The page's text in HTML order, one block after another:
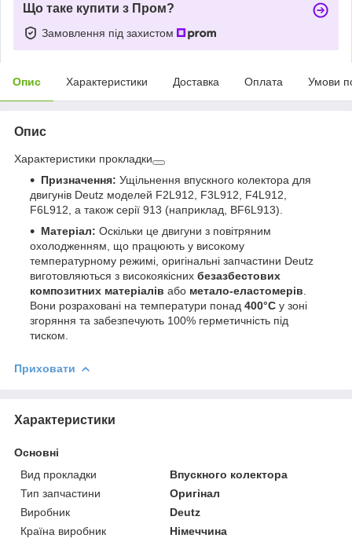
Що таке купити з Пром?
Замовлення під захистом
Опис Характеристики Доставка Оплата Умови
Опис
Характеристики прокладки
Призначення: Ущільнення впускного колектора для
двигунів Deutz моделей F2L912, F3L912, F4L912,
F6L912, а також серії 913 (наприклад, BF6L913).
Матеріал: Оскільки це двигуни з повітряним
охолодженням, що працюють у високому
температурному режимі, оригінальні запчастини Deutz
виготовляються з високоякісних безазбестових
композитних матеріалів або метало-еластомерів
Вони розраховані на температури понад 400°C у зоні
згоряння та забезпечують 100% герметичність під
тиском.
Приховати
Характеристики
Основні
Вид прокладки
Впускного колектора
Тип запчастини
Оригінал
Виробник
Deutz
Країна виробник
Німеччина